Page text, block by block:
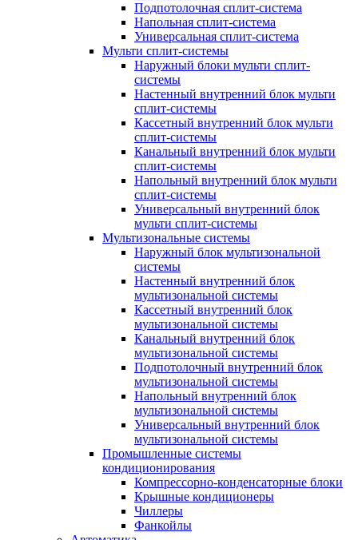
Подпотолочная сплит-система
Напольная сплит-система
Универсальная сплит-система
Мульти сплит-системы
Наружный блоки мульти сплит-
системы
Настенный внутренний блок мульти
сплит-системы
Кассетный внутренний блок мульти
сплит-системы
Канальный внутренний блок мульти
сплит-системы
Напольный внутренний блок мульти
сплит-системы
Универсальный внутренний блок
мульти сплит-системы
Мультизональные системы
Наружный блок мультизональной
системы
Настенный внутренний блок
мультизональной системы
Кассетный внутренний блок
мультизональной системы
Канальный внутренний блок
мультизональной системы
Подпотолочный внутренний блок
мультизональной системы
Напольный внутренний блок
мультизональной системы
Универсальный внутренний блок
мультизональной системы
Промышленные системы
кондиционирования
Компрессорно-конденсаторные блоки
Крышные кондиционеры
Чиллеры
Фанкойлы